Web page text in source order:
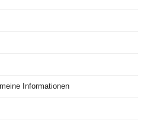
Informationen